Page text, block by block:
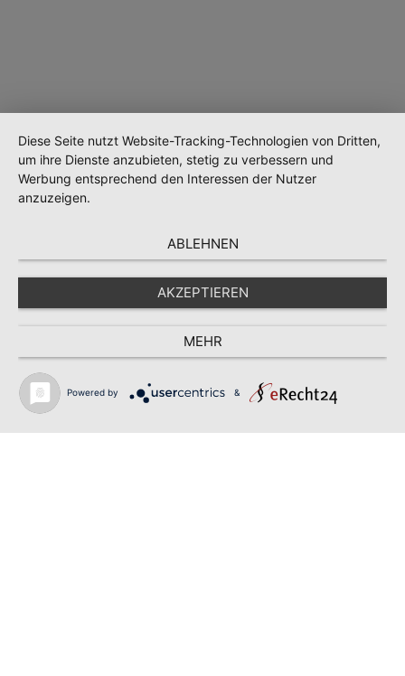
Wird geladen …
Diese Seite nutzt Website-Tracking-Technologien von Dritten,
um ihre Dienste anzubieten, stetig zu verbessern und
Werbung entsprechend den Interessen der Nutzer
anzuzeigen.
ABLEHNEN
AKZEPTIEREN
MEHR
Powered by &